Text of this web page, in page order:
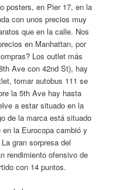
posters, en Pier 17, en la
con unos precios muy
que en la calle. Nos
en Manhattan, por
Los outlet más
Ave con 42nd St), hay
tomar autobus 111 se
la 5th Ave hay hasta
a estar situado en la
de la marca está situado
la Eurocopa cambió y
gran sorpresa del
rendimiento ofensivo de
con 14 puntos.